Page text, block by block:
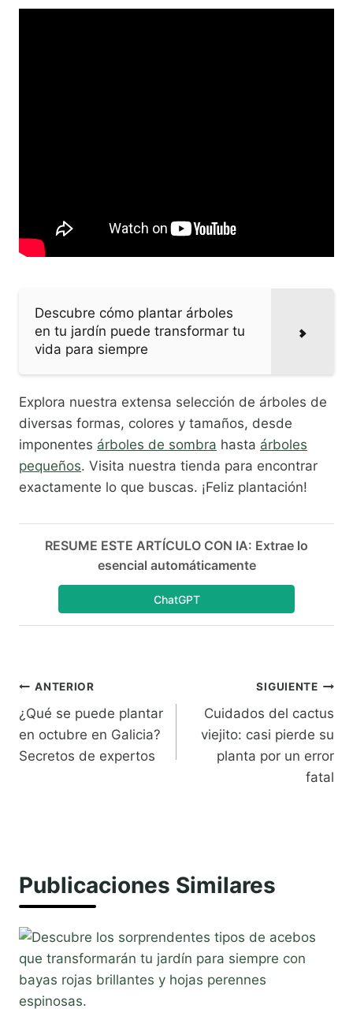
Descubre cómo plantar árboles
en tu jardín puede transformar tu
vida para siempre
Explora nuestra extensa selección de árboles de
diversas formas, colores y tamaños, desde
imponentes árboles de sombra hasta árboles
pequeños. Visita nuestra tienda para encontrar
exactamente lo que buscas. ¡Feliz plantación!
RESUME ESTE ARTÍCULO CON IA: Extrae lo
esencial automáticamente
ChatGPT
Navegación
de
entradas
ANTERIOR
¿Qué se puede plantar
en octubre en Galicia?
Secretos de expertos
SIGUIENTE
Cuidados del cactus
viejito: casi pierde su
planta por un error
fatal
Publicaciones Similares